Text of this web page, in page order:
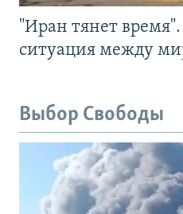
"Иран тянет время".
ситуация между
Выбор Свободы